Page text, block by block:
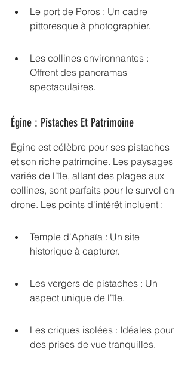
Le port de Poros : Un cadre
pittoresque à photographier.
Les collines environnantes :
Offrent des panoramas
spectaculaires.
Égine : Pistaches Et Patrimoine
Égine est célèbre pour ses pistaches
et son riche patrimoine. Les paysages
variés de l'île, allant des plages aux
collines, sont parfaits pour le survol en
drone. Les points d'intérêt incluent :
Temple d'Aphaïa : Un site
historique à capturer.
Les vergers de pistaches : Un
aspect unique de l'île.
Les criques isolées : Idéales pour
des prises de vue tranquilles.